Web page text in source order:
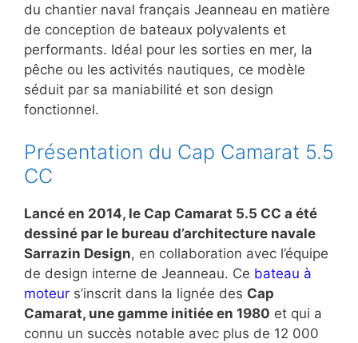
du chantier naval français Jeanneau en matière
de conception de bateaux polyvalents et
performants. Idéal pour les sorties en mer, la
pêche ou les activités nautiques, ce modèle
séduit par sa maniabilité et son design
fonctionnel.
Présentation du Cap Camarat 5.5
CC
Lancé en 2014, le Cap Camarat 5.5 CC a été
dessiné par le bureau d’architecture navale
Sarrazin Design, en collaboration avec l’équipe
de design interne de Jeanneau. Ce bateau à
moteur s’inscrit dans la lignée des Cap
Camarat, une gamme initiée en 1980 et qui a
connu un succès notable avec plus de 12 000